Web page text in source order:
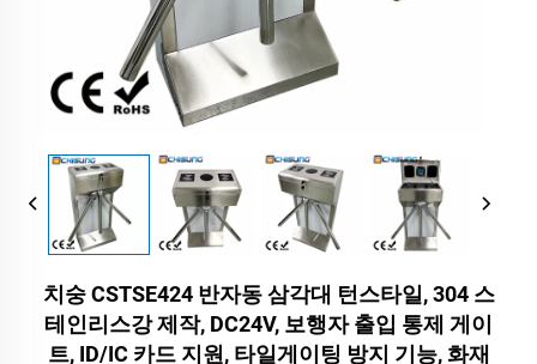
치숭 CSTSE424 반자동 삼각대 턴스타일, 304 스
테인리스강 제작, DC24V, 보행자 출입 통제 게이
트, ID/IC 카드 지원, 타일게이팅 방지 기능, 화재